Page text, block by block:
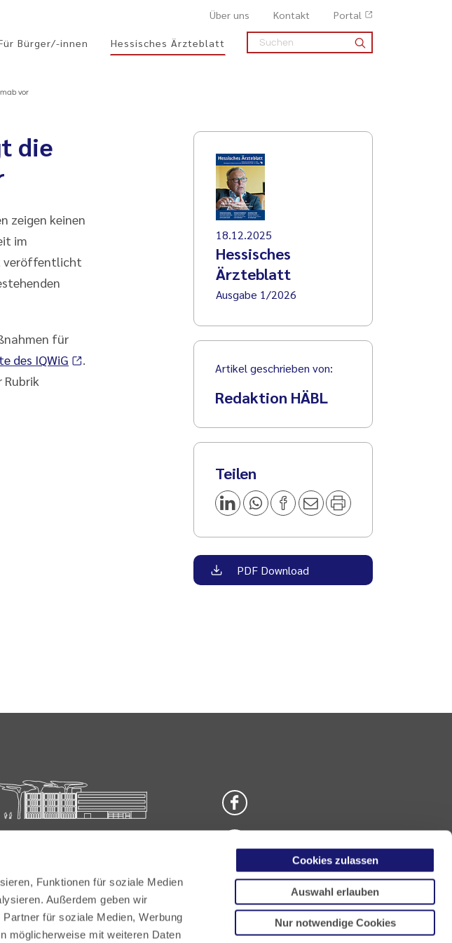
Funktionen für soziale Medien
Außerdem geben wir
für soziale Medien, Werbung
möglicherweise mit weiteren Daten
Cookies zulassen
Auswahl erlauben
Nur notwendige Cookies
Über uns Kontakt Portal
Bürger/-innen Hessisches Ärzteblatt
vor
die
zeigen keinen
im
veröffentlicht
für
des IQWiG
.
Rubrik
18.12.2025
Hessisches
Ärzteblatt
Ausgabe 1/2026
Artikel geschrieben von:
Redaktion HÄBL
Teilen
PDF Download
Bad Nauheim
+49 6032 782-100